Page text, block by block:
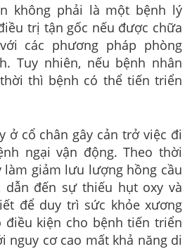
không phải là một bệnh lý
trị tận gốc nếu được chữa
các phương pháp phòng
Tuy nhiên, nếu bệnh nhân
thì bệnh có thể tiến triển
ở cổ chân gây cản trở việc đi
ngại vận động. Theo thời
làm giảm lưu lượng hồng cầu
dẫn đến sự thiếu hụt oxy và
để duy trì sức khỏe xương
điều kiện cho bệnh tiến triển
nguy cơ cao mất khả năng di